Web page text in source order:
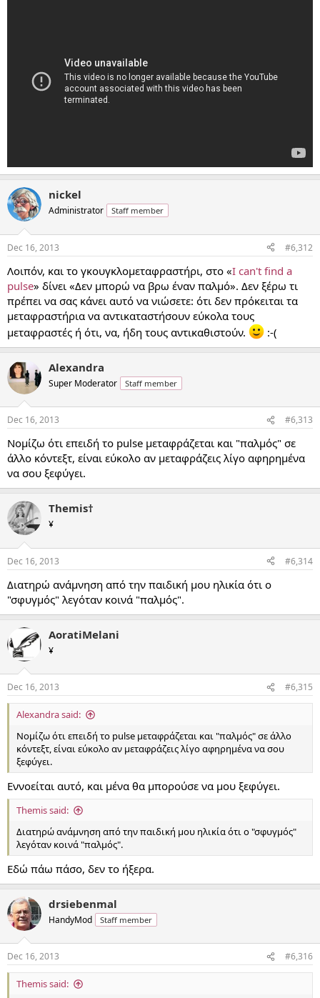
nickel
Administrator Staff member
Dec 16, 2013 #6,312
Λοιπόν, και το γκουγκλομεταφραστήρι, στο «I can't find a
pulse» δίνει «Δεν μπορώ να βρω έναν παλμό». Δεν ξέρω τι
πρέπει να σας κάνει αυτό να νιώσετε: ότι δεν πρόκειται τα
μεταφραστήρια να αντικαταστήσουν εύκολα τους
μεταφραστές ή ότι, να, ήδη τους αντικαθιστούν.
:-(
Alexandra
Super Moderator Staff member
Dec 16, 2013 #6,313
Νομίζω ότι επειδή το pulse μεταφράζεται και "παλμός" σε
άλλο κόντεξτ, είναι εύκολο αν μεταφράζεις λίγο αφηρημένα
να σου ξεφύγει.
Themis†
¥
Dec 16, 2013 #6,314
Διατηρώ ανάμνηση από την παιδική μου ηλικία ότι ο
"σφυγμός" λεγόταν κοινά "παλμός".
AoratiMelani
¥
Dec 16, 2013 #6,315
Alexandra said:
Νομίζω ότι επειδή το pulse μεταφράζεται και "παλμός" σε άλλο
κόντεξτ, είναι εύκολο αν μεταφράζεις λίγο αφηρημένα να σου
ξεφύγει.
Εννοείται αυτό, και μένα θα μπορούσε να μου ξεφύγει.
Themis said:
Διατηρώ ανάμνηση από την παιδική μου ηλικία ότι ο "σφυγμός"
λεγόταν κοινά "παλμός".
Εδώ πάω πάσο, δεν το ήξερα.
drsiebenmal
HandyMod Staff member
Dec 16, 2013 #6,316
Themis said: